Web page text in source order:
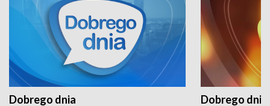
Dobrego dnia Dobrego dnia